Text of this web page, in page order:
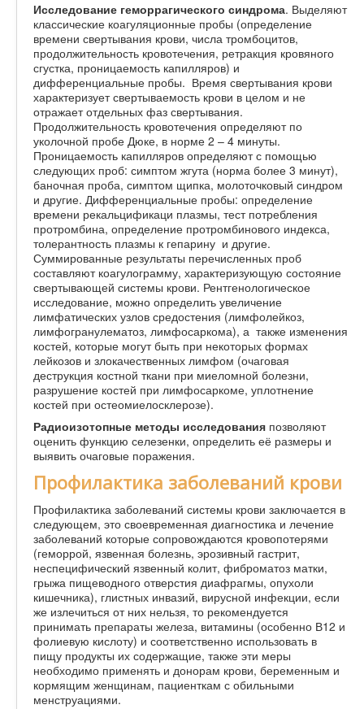
Исследование геморрагического синдрома. Выделяют
классические коагуляционные пробы (определение
времени свертывания крови, числа тромбоцитов,
продолжительность кровотечения, ретракция кровяного
сгустка, проницаемость капилляров) и
дифференциальные пробы. Время свертывания крови
характеризует свертываемость крови в целом и не
отражает отдельных фаз свертывания.
Продолжительность кровотечения определяют по
уколочной пробе Дюке, в норме 2 – 4 минуты.
Проницаемость капилляров определяют с помощью
следующих проб: симптом жгута (норма более 3 минут),
баночная проба, симптом щипка, молоточковый синдром
и другие. Дифференциальные пробы: определение
времени рекальцификаци плазмы, тест потребления
протромбина, определение протромбинового индекса,
толерантность плазмы к гепарину и другие.
Суммированные результаты перечисленных проб
составляют коагулограмму, характеризующую состояние
свертывающей системы крови. Рентгенологическое
исследование, можно определить увеличение
лимфатических узлов средостения (лимфолейкоз,
лимфогранулематоз, лимфосаркома), а также изменения
костей, которые могут быть при некоторых формах
лейкозов и злокачественных лимфом (очаговая
деструкция костной ткани при миеломной болезни,
разрушение костей при лимфосаркоме, уплотнение
костей при остеомиелосклерозе).
Радиоизотопные методы исследования позволяют
оценить функцию селезенки, определить её размеры и
выявить очаговые поражения.
Профилактика заболеваний крови
Профилактика заболеваний системы крови заключается в
следующем, это своевременная диагностика и лечение
заболеваний которые сопровождаются кровопотерями
(геморрой, язвенная болезнь, эрозивный гастрит,
неспецифический язвенный колит, фиброматоз матки,
грыжа пищеводного отверстия диафрагмы, опухоли
кишечника), глистных инвазий, вирусной инфекции, если
же излечиться от них нельзя, то рекомендуется
принимать препараты железа, витамины (особенно В12 и
фолиевую кислоту) и соответственно использовать в
пищу продукты их содержащие, также эти меры
необходимо применять и донорам крови, беременным и
кормящим женщинам, пациенткам с обильными
менструациями.